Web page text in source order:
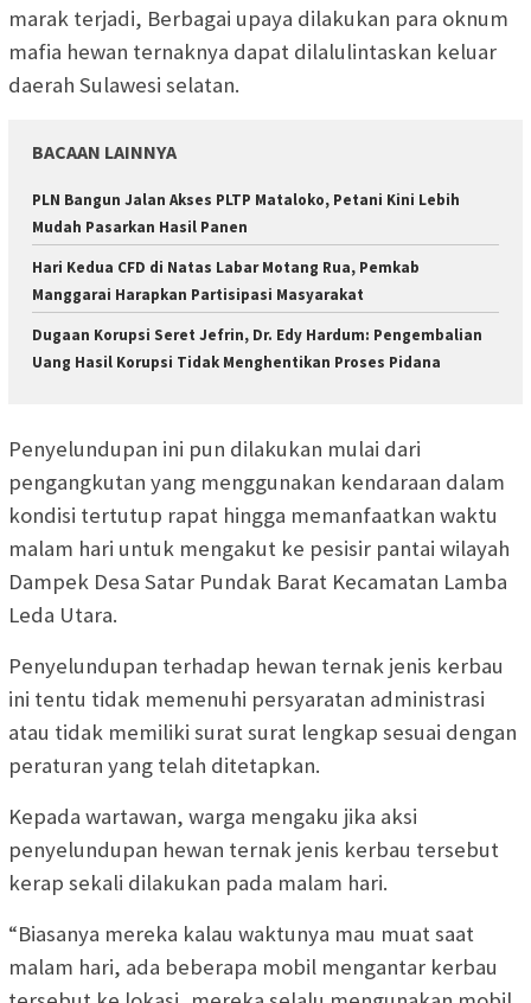
marak terjadi, Berbagai upaya dilakukan para oknum
mafia hewan ternaknya dapat dilalulintaskan keluar
daerah Sulawesi selatan.
BACAAN LAINNYA
PLN Bangun Jalan Akses PLTP Mataloko, Petani Kini Lebih
Mudah Pasarkan Hasil Panen
Hari Kedua CFD di Natas Labar Motang Rua, Pemkab
Manggarai Harapkan Partisipasi Masyarakat
Dugaan Korupsi Seret Jefrin, Dr. Edy Hardum: Pengembalian
Uang Hasil Korupsi Tidak Menghentikan Proses Pidana
Penyelundupan ini pun dilakukan mulai dari
pengangkutan yang menggunakan kendaraan dalam
kondisi tertutup rapat hingga memanfaatkan waktu
malam hari untuk mengakut ke pesisir pantai wilayah
Dampek Desa Satar Pundak Barat Kecamatan Lamba
Leda Utara.
Penyelundupan terhadap hewan ternak jenis kerbau
ini tentu tidak memenuhi persyaratan administrasi
atau tidak memiliki surat surat lengkap sesuai dengan
peraturan yang telah ditetapkan.
Kepada wartawan, warga mengaku jika aksi
penyelundupan hewan ternak jenis kerbau tersebut
kerap sekali dilakukan pada malam hari.
“Biasanya mereka kalau waktunya mau muat saat
malam hari, ada beberapa mobil mengantar kerbau